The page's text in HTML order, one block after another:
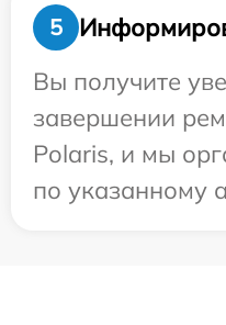
5
Вы получите
завершении
Polaris, и мы
по указанному